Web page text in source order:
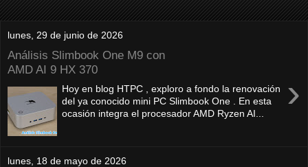
lunes, 29 de junio de 2026
Análisis Slimbook One M9 con
AMD AI 9 HX 370
›
Hoy en blog HTPC , exploro a fondo la renovación
del ya conocido mini PC Slimbook One . En esta
ocasión integra el procesador AMD Ryzen AI...
lunes, 18 de mayo de 2026